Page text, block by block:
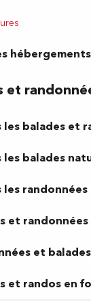
hébergements
et
les balades et
les balades
les randonnées
et
et
et randos en
offres et